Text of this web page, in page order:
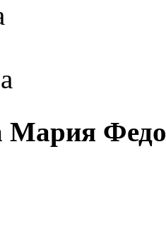
Мария